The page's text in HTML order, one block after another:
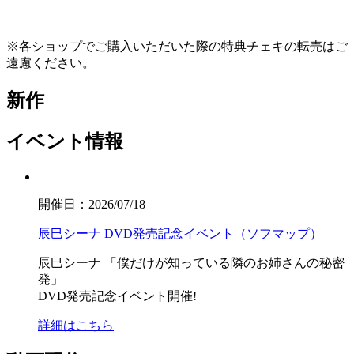
※各ショップでご購入いただいた際の特典チェキの転売はご
遠慮ください。
新作
イベント情報
開催日：2026/07/18
辰巳シーナ DVD発売記念イベント（ソフマップ）
辰巳シーナ
「僕だけが知っている隣のお姉さんの秘密
発」
DVD発売記念イベント開催!
詳細はこちら